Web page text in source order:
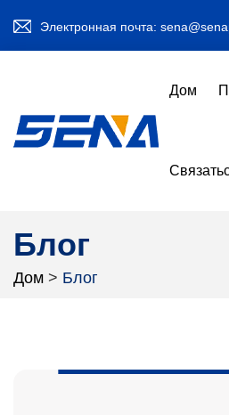
Электронная почта:
Дом
Блог
Дом > Блог